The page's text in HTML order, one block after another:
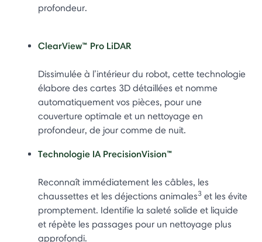
profondeur.
ClearView™ Pro LiDAR
Dissimulée à l’intérieur du robot, cette technologie
élabore des cartes 3D détaillées et nomme
automatiquement vos pièces, pour une
couverture optimale et un nettoyage en
profondeur, de jour comme de nuit.
Technologie IA PrecisionVision™
Reconnaît immédiatement les câbles, les
chaussettes et les déjections animales3 et les évite
promptement. Identifie la saleté solide et liquide
et répète les passages pour un nettoyage plus
approfondi.